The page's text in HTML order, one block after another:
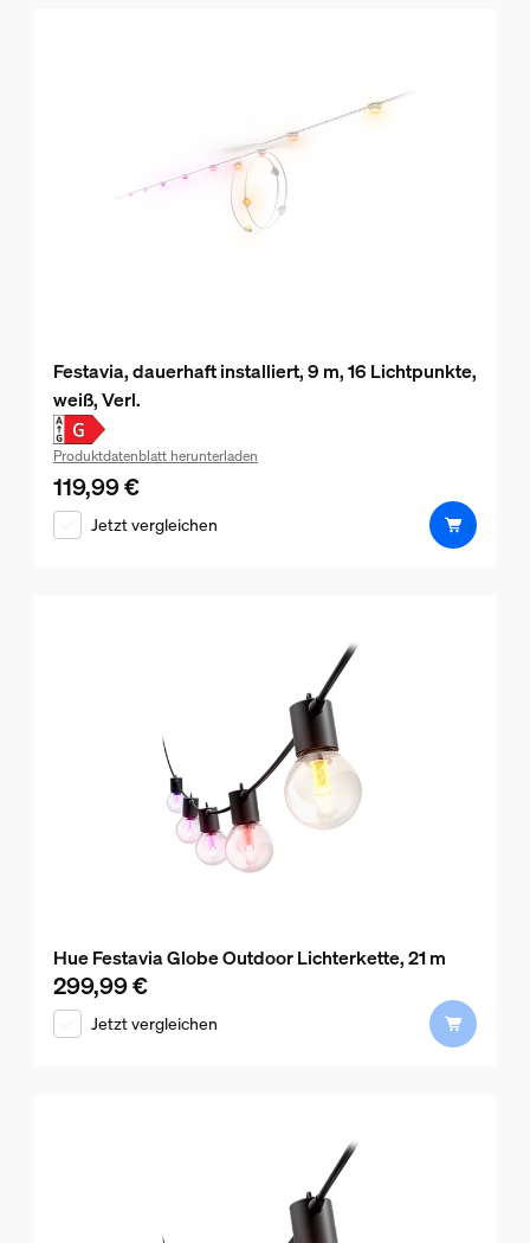
Festavia, dauerhaft installiert, 9 m, 16 Lichtpunkte,
weiß, Verl.
Produktdatenblatt herunterladen
Aktueller Preis ist 119,99 €
119,99 €
Jetzt vergleichen
Hue Festavia Globe Outdoor Lichterkette, 21 m
Aktueller Preis ist 299,99 €
299,99 €
Jetzt vergleichen